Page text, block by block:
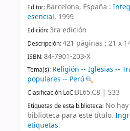
Editor: Barcelona, España :
esencial, 1999
Edición:3ra edición
Descripción:421 páginas ; 21 x
ISBN:84-7901-203-X
Tema(s): Religión -- Iglesias --
populares -- Perú
Clasificación LoC:BL65.C8 | S33
Etiquetas de esta biblioteca: No
biblioteca para este título.
etiquetas.